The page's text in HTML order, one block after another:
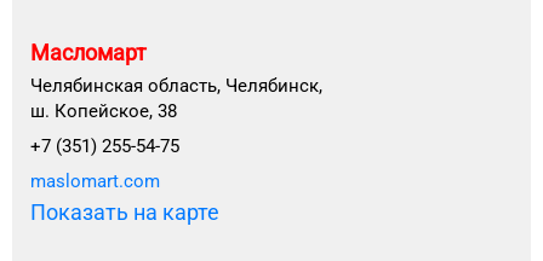
Масломарт
Челябинская область, Челябинск,
ш. Копейское, 38
+7 (351) 255-54-75
maslomart.com
Показать на карте